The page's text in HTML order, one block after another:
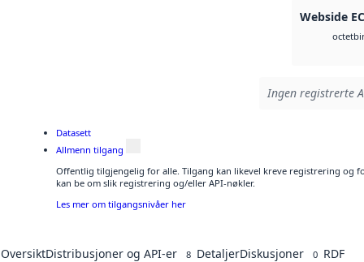
Webside
octet
Ingen registrerte
Datasett
Allmenn tilgang
Offentlig tilgjengelig for alle. Tilgang kan likevel kreve registrering og
kan be om slik registrering og/eller API-nøkler.
Les mer om tilgangsnivåer her
OversiktDistribusjoner og API-er 8 DetaljerDiskusjoner 0 RDF